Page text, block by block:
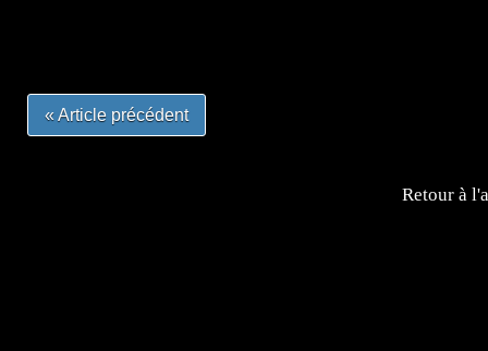
« Article précédent
Retour à